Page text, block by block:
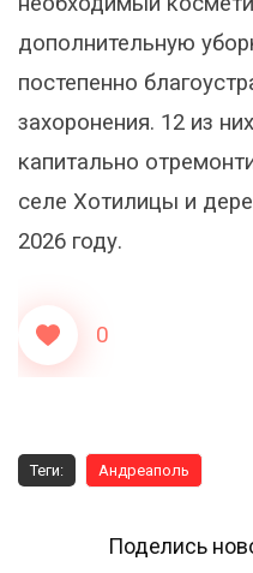
дополнительную
постепенно
захоронения. 12 из
капитально
селе Хотилицы и
2026 году.
0
Теги: Андреаполь
Поделись